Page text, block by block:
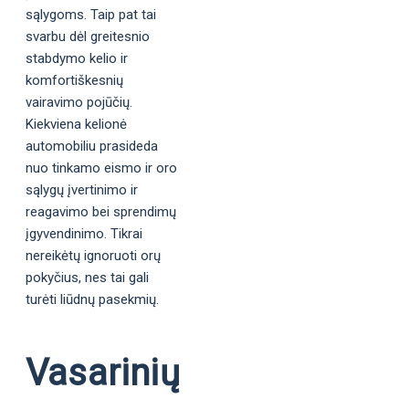
sąlygoms. Taip pat tai
svarbu dėl greitesnio
stabdymo kelio ir
komfortiškesnių
vairavimo pojūčių.
Kiekviena kelionė
automobiliu prasideda
nuo tinkamo eismo ir oro
sąlygų įvertinimo ir
reagavimo bei sprendimų
įgyvendinimo. Tikrai
nereikėtų ignoruoti orų
pokyčius, nes tai gali
turėti liūdnų pasekmių.
Vasarinių